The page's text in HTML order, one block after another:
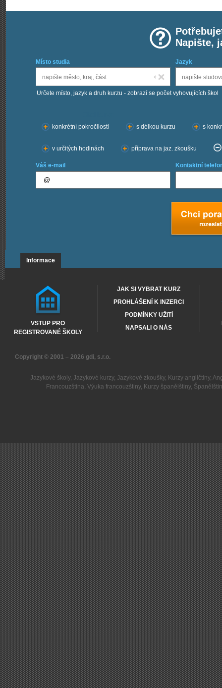
Napište,
Místo studia Jazyk
Určete místo, jazyk a druh kurzu - zobrazí se počet vyhovujících škol
konkrétní pokročilosti
s délkou kurzu s
v určitých hodinách příprava na jaz. zkoušku
Váš e-mail Kontaktní
Informace
VSTUP PRO
REGISTROVANÉ ŠKOLY
JAK SI VYBRAT KURZ
PROHLÁŠENÍ K INZERCI
PODMÍNKY UŽITÍ
NAPSALI O NÁS
Copyright © 2001 – 2026 gdi, s.r.o.
Jazykové školy, Jazykové kurzy, Jazykové zkoušky, Kurzy angličtiny,
Francouzština,Výuka francouzštiny, Kurzy španělštiny,